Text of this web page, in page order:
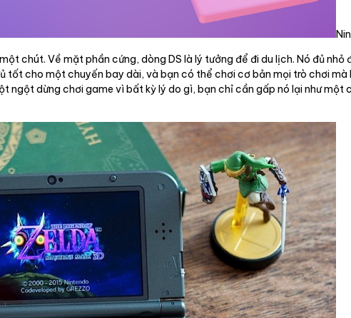
chút. Về mặt phần cứng, dòng DS là lý tưởng để đi du lịch. Nó đủ
tốt cho một chuyến bay dài, và bạn có thể chơi cơ bản mọi trò chơi
ngột dừng chơi game vì bất kỳ lý do gì, bạn chỉ cần gấp nó lại như